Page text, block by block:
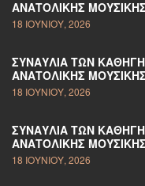
ΑΝΑΤΟΛΙΚΉΣ
18 ΙΟΥΝΊΟΥ, 2026
ΣΥΝΑΥΛΊΑ ΤΩΝ
ΑΝΑΤΟΛΙΚΉΣ
18 ΙΟΥΝΊΟΥ, 2026
ΣΥΝΑΥΛΊΑ ΤΩΝ
ΑΝΑΤΟΛΙΚΉΣ
18 ΙΟΥΝΊΟΥ, 2026